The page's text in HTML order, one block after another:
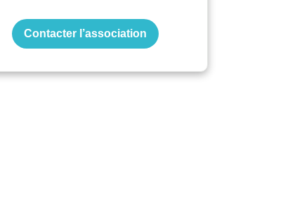
Contacter l’association